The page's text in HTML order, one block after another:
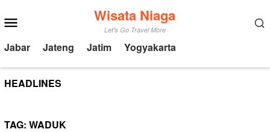
ke
Mobile
Wisata Niaga
Let's Go Travel More
Jabar Jateng Jatim Yogyakarta
HEADLINES
TAG: WADUK